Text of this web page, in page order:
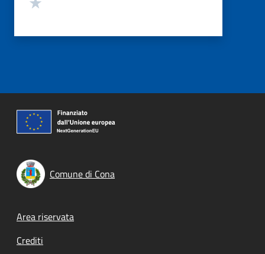
Comune di Cona
Footer menu
Area riservata
Crediti